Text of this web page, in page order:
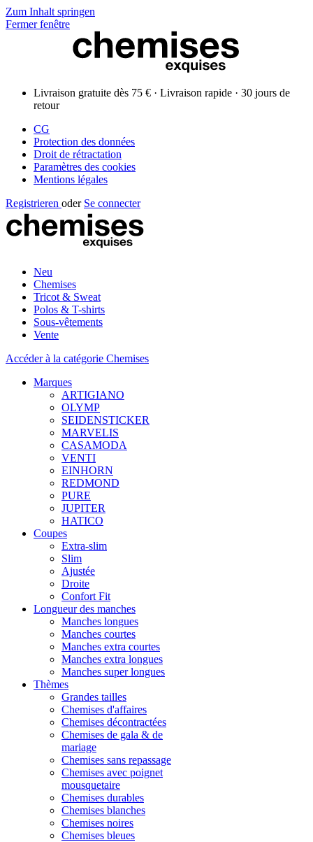
Zum Inhalt springen
Fermer fenêtre
Livraison gratuite dès 75 € · Livraison rapide · 30 jours de
retour
CG
Protection des données
Droit de rétractation
Paramètres des cookies
Mentions légales
Registrieren oder Se connecter
Neu
Chemises
Tricot & Sweat
Polos & T-shirts
Sous-vêtements
Vente
Accéder à la catégorie Chemises
Marques
ARTIGIANO
OLYMP
SEIDENSTICKER
MARVELIS
CASAMODA
VENTI
EINHORN
REDMOND
PURE
JUPITER
HATICO
Coupes
Extra-slim
Slim
Ajustée
Droite
Confort Fit
Longueur des manches
Manches longues
Manches courtes
Manches extra courtes
Manches extra longues
Manches super longues
Thèmes
Grandes tailles
Chemises d'affaires
Chemises décontractées
Chemises de gala & de
mariage
Chemises sans repassage
Chemises avec poignet
mousquetaire
Chemises durables
Chemises blanches
Chemises noires
Chemises bleues